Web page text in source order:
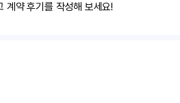
계약 후기를 작성해 보세요!